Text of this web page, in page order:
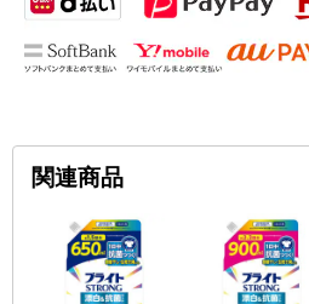
関連商品